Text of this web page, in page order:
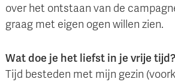
over het ontstaan van de
graag met eigen ogen willen zien.
Wat doe je het liefst in je vrije tijd?
Tijd besteden met mijn gezin